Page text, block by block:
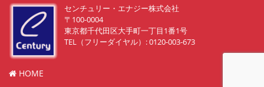
センチュリー・エナジー株式会社
〒100-0004
東京都千代田区大手町一丁目1番1号
TEL（フリーダイヤル）: 0120-003-673
HOME